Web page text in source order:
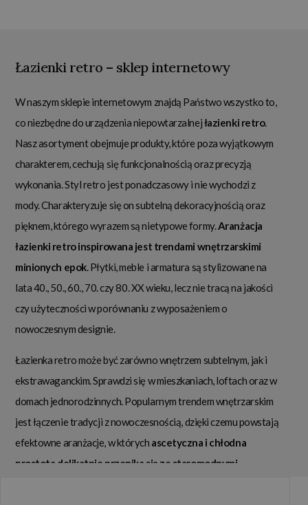
Łazienki retro – sklep internetowy
W naszym sklepie internetowym znajdą Państwo wszystko to,
co niezbędne do urządzenia niepowtarzalnejłazienki retro.
Nasz asortyment obejmuje produkty, które poza wyjątkowym
charakterem, cechują się funkcjonalnością oraz precyzją
wykonania. Styl retro jest ponadczasowy i nie wychodzi z
mody. Charakteryzuje się on subtelną dekoracyjnością oraz
pięknem, którego wyrazem są nietypowe formy.Aranżacja
łazienki retro inspirowana jest trendami wnętrzarskimi
minionych epok. Płytki, meble i armatura są stylizowane na
lata 40., 50., 60., 70. czy 80. XX wieku, lecz nie tracą na jakości
czy użyteczności w porównaniu z wyposażeniem o
nowoczesnym designie.
Łazienka retro może być zarówno wnętrzem subtelnym, jak i
ekstrawaganckim. Sprawdzi się w mieszkaniach, loftach oraz w
domach jednorodzinnych. Popularnym trendem wnętrzarskim
jest łączenie tradycji z nowoczesnością, dzięki czemu powstają
efektowne aranżacje, w których ascetyczna i chłodna
prostota delikatnie przenika się ze staromodnymi